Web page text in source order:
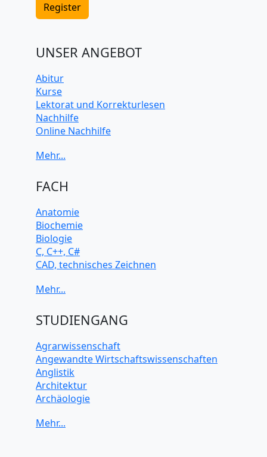
Register
UNSER ANGEBOT
Abitur
Kurse
Lektorat und Korrekturlesen
Nachhilfe
Online Nachhilfe
FACH
Anatomie
Biochemie
Biologie
C, C++, C#
CAD, technisches Zeichnen
Computerarchitektur
Elektrotechnik
Java
JavaScript
Künstliche Intelligenz
Latein
Makroökonomie
Mechanik
STUDIENGANG
Agrarwissenschaft
Angewandte Wirtschaftswissenschaften
Anglistik
Architektur
Archäologie
Biochemie Wissenschaften